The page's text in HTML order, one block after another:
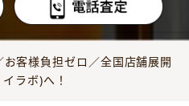
客様負担ゼロ／全国店舗展開
ラボ)へ！